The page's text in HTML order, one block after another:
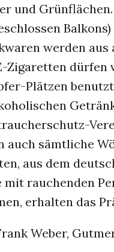
und
werden
Zigaretten dürfen
Plätzen
auch sämtliche
aus dem
mit rauchenden
erhalten das
Weber,